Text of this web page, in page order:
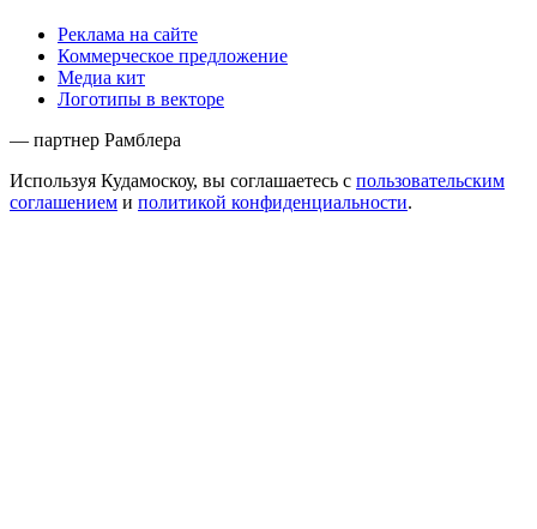
Реклама на сайте
Коммерческое предложение
Медиа кит
Логотипы в векторе
— партнер Рамблера
Используя Кудамоскоу, вы соглашаетесь с пользовательским
соглашением и политикой конфиденциальности.